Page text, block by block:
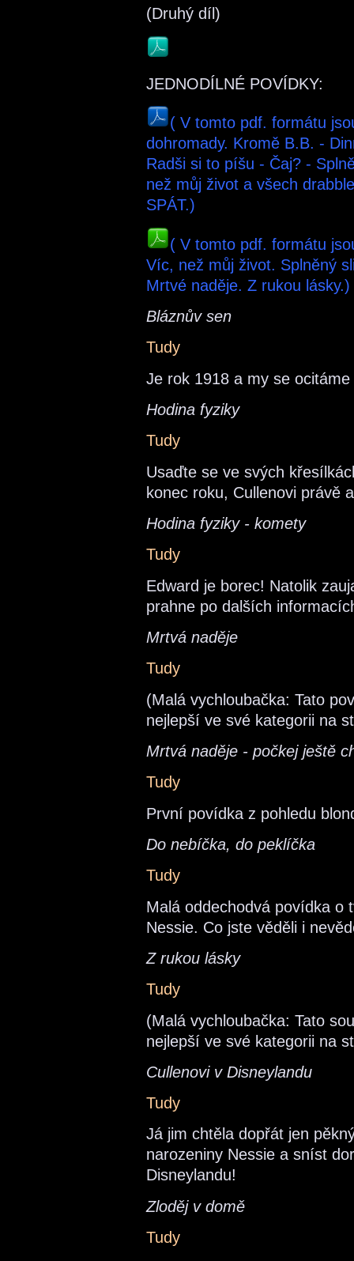
(Druhý díl)
JEDNODÍLNÉ POVÍDKY:
( V tomto pdf. formátu
dohromady. Kromě B.B. -
Radši si to píšu - Čaj? -
než můj život a všech
SPÁT.)
( V tomto pdf. formátu
Víc, než můj život. Splněný
Mrtvé naděje. Z rukou
Bláznův sen
Tudy
Je rok 1918 a my se
Hodina fyziky
Tudy
Usaďte se ve svých
konec roku, Cullenovi právě
Hodina fyziky - komety
Tudy
Edward je borec! Natolik
prahne po dalších
Mrtvá naděje
Tudy
(Malá vychloubačka: Tato
nejlepší ve své kategorii na
Mrtvá naděje - počkej ještě
Tudy
První povídka z pohledu
Do nebíčka, do peklíčka
Tudy
Malá oddechodvá povídka o
Nessie. Co jste věděli i
Z rukou lásky
Tudy
(Malá vychloubačka: Tato
nejlepší ve své kategorii na
Cullenovi v Disneylandu
Tudy
Já jim chtěla dopřát jen
narozeniny Nessie a sníst
Disneylandu!
Zloděj v domě
Tudy